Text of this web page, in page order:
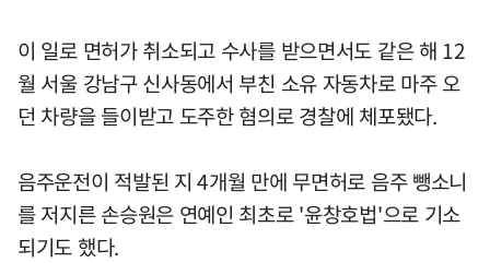
이 일로 면허가 취소되고 수사를 받으면서도 같은 해 12
월 서울 강남구 신사동에서 부친 소유 자동차로 마주 오
던 차량을 들이받고 도주한 혐의로 경찰에 체포됐다.
음주운전이 적발된 지 4개월 만에 무면허로 음주 뺑소니
를 저지른 손승원은 연예인 최초로 '윤창호법'으로 기소
되기도 했다.